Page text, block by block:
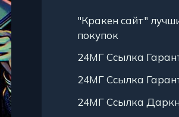
"Кракен сайт"
покупок
24МГ Ссылка
24МГ Ссылка
24МГ Ссылка